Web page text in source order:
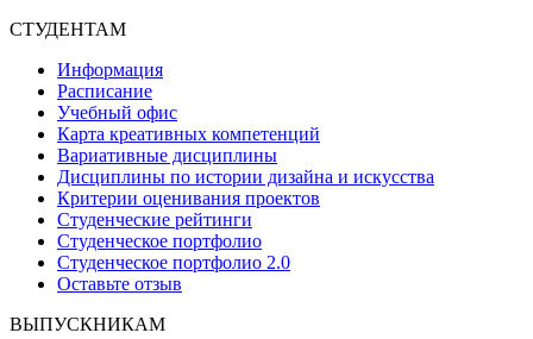
СТУДЕНТАМ
Информация
Расписание
Учебный офис
Карта креативных компетенций
Вариативные дисциплины
Дисциплины по истории дизайна и искусства
Критерии оценивания проектов
Студенческие рейтинги
Студенческое портфолио
Студенческое портфолио 2.0
Оставьте отзыв
ВЫПУСКНИКАМ